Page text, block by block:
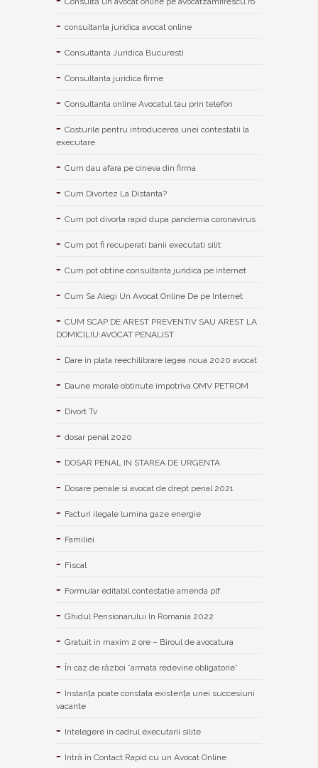
consultanta juridica avocat online
Consultanta Juridica Bucuresti
Consultanta juridica firme
Consultanta online Avocatul tau prin telefon
Costurile pentru introducerea unei contestatii la
executare
Cum dau afara pe cineva din firma
Cum Divortez La Distanta?
Cum pot divorta rapid dupa pandemia coronavirus
Cum pot fi recuperati banii executati silit
Cum pot obtine consultanta juridica pe internet
Cum Sa Alegi Un Avocat Online De pe Internet
CUM SCAP DE AREST PREVENTIV SAU AREST LA
DOMICILIU:AVOCAT PENALIST
Dare in plata reechilibrare legea noua 2020 avocat
Daune morale obtinute impotriva OMV PETROM
Divort Tv
dosar penal 2020
DOSAR PENAL IN STAREA DE URGENTA
Dosare penale si avocat de drept penal 2021
Facturi ilegale lumina gaze energie
Familiei
Fiscal
Formular editabil contestatie amenda plf
Ghidul Pensionarului In Romania 2022
Gratuit in maxim 2 ore – Biroul de avocatura
În caz de război ”armata redevine obligatorie”
Instanța poate constata existenţa unei succesiuni
vacante
Intelegere in cadrul executarii silite
Intră în Contact Rapid cu un Avocat Online